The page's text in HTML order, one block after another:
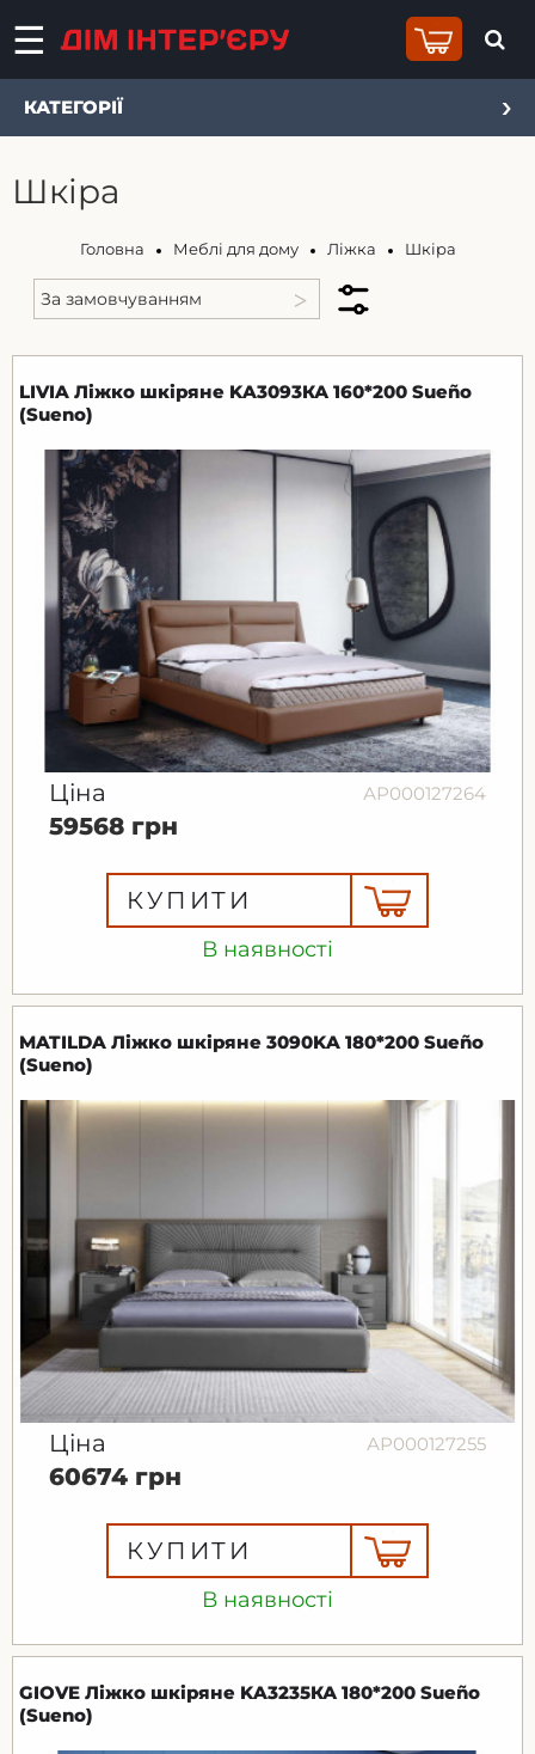
КАТЕГОРІЇ
Шкіра
Головна Меблі для дому Ліжка Шкіра
В наявності
LIVIA Ліжко шкіряне KA3093КА 160*200 Sueño
(Sueno)
Ціна АР000127264
59568 грн
КУПИТИ
В наявності
MATILDA Ліжко шкіряне 3090KA 180*200 Sueño
(Sueno)
Ціна АР000127255
60674 грн
КУПИТИ
GIOVE Ліжко шкіряне KA3235КА 180*200 Sueño
(Sueno)